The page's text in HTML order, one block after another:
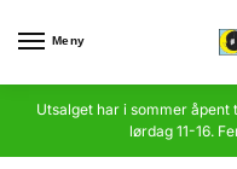
Meny
Utsalget har i sommer åpent
lørdag 11-16.